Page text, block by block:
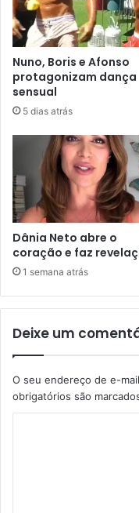
Nuno, Boris e Afonso
protagonizam dança
sensual
5 dias atrás
Dânia Neto abre o
coração e faz
1 semana atrás
Deixe um
O seu endereço de e-
obrigatórios são